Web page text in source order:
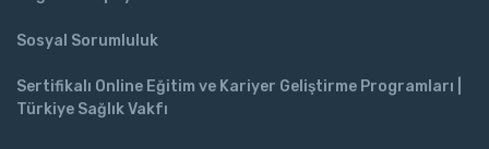
Sosyal Sorumluluk
Sertifikalı Online Eğitim ve Kariyer Geliştirme Programları |
Türkiye Sağlık Vakfı